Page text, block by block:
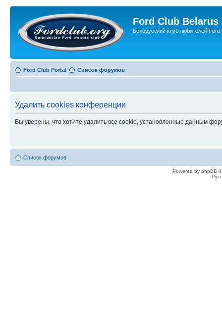
Ford Club Belarus
Белорусский клуб любителей Ford
Ford Club Portal Список форумов
Удалить cookies конференции
Вы уверены, что хотите удалить все cookie, установленные данным
Список форумов
Powered by phpBB